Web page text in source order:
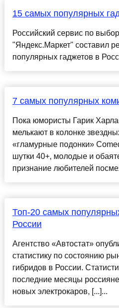
15 самых популярных
Российский сервис по
"Яндекс.Маркет" составил
популярных гаджетов в
7 самых популярных
Пока юмористы Гарик
мелькают в колонке
«гламурные подонки»
шутки 40+, молодые и
признание любителей
Топ-20 самых
России
Агентство «Автостат»
статистику по состоянию
гибридов в России.
последние месяцы
новых электрокаров, [...]...